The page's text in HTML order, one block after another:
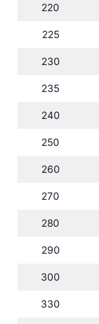
220
225
230
235
240
250
260
270
280
290
300
330